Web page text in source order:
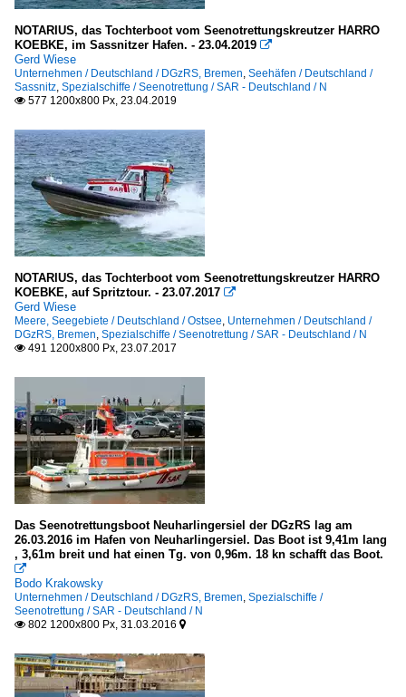
NOTARIUS, das Tochterboot vom Seenotrettungskreutzer HARRO
KOEBKE, im Sassnitzer Hafen. - 23.04.2019 
Gerd Wiese
Unternehmen / Deutschland / DGzRS, Bremen, Seehäfen / Deutschland /
Sassnitz, Spezialschiffe / Seenotrettung / SAR - Deutschland / N
 577 1200x800 Px, 23.04.2019
NOTARIUS, das Tochterboot vom Seenotrettungskreutzer HARRO
KOEBKE, auf Spritztour. - 23.07.2017 
Gerd Wiese
Meere, Seegebiete / Deutschland / Ostsee, Unternehmen / Deutschland /
DGzRS, Bremen, Spezialschiffe / Seenotrettung / SAR - Deutschland / N
 491 1200x800 Px, 23.07.2017
Das Seenotrettungsboot Neuharlingersiel der DGzRS lag am
26.03.2016 im Hafen von Neuharlingersiel. Das Boot ist 9,41m lang
, 3,61m breit und hat einen Tg. von 0,96m. 18 kn schafft das Boot.

Bodo Krakowsky
Unternehmen / Deutschland / DGzRS, Bremen, Spezialschiffe /
Seenotrettung / SAR - Deutschland / N
 802 1200x800 Px, 31.03.2016 